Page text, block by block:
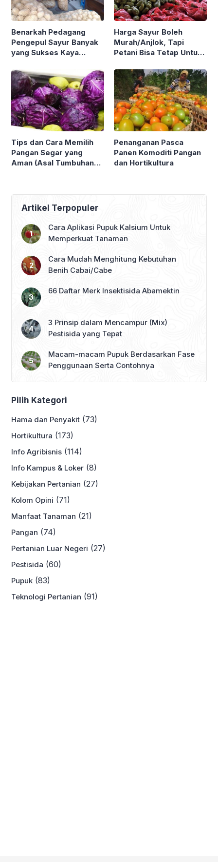
Benarkah Pedagang
Pengepul Sayur Banyak
yang Sukses Kaya
Sebaliknya ? Yuk Simak
Ulasan Berikut !
Harga Sayur Boleh
Murah/Anjlok, Tapi
Petani Bisa Tetap Untung
dan Trik Berikut
Tips dan Cara Memilih
Pangan Segar yang
Aman (Asal Tumbuhan
Penanganan Pasca
Panen Komoditi Pangan
dan Hortikultura
Artikel Terpopuler
Cara Aplikasi Pupuk Kalsium Untuk
Memperkuat Tanaman
Cara Mudah Menghitung Kebutuhan
Benih Cabai/Cabe
66 Daftar Merk Insektisida Abamektin
3 Prinsip dalam Mencampur (Mix)
Pestisida yang Tepat
Macam-macam Pupuk Berdasarkan Fase
Penggunaan Serta Contohnya
Pilih Kategori
Hama dan Penyakit (73)
Hortikultura (173)
Info Agribisnis (114)
Info Kampus & Loker (8)
Kebijakan Pertanian (27)
Kolom Opini (71)
Manfaat Tanaman (21)
Pangan (74)
Pertanian Luar Negeri (27)
Pestisida (60)
Pupuk (83)
Teknologi Pertanian (91)